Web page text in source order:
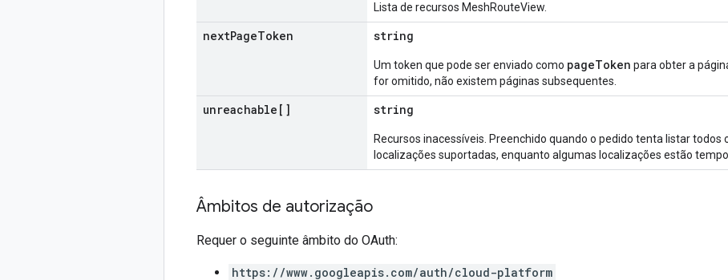
Lista de recursos MeshRouteView.
nextPageToken string
Um token que pode ser enviado como pageToken para obter a
for omitido, não existem páginas subsequentes.
unreachable[] string
Recursos inacessíveis. Preenchido quando o pedido tenta listar todos
localizações suportadas, enquanto algumas localizações estão
Âmbitos de autorização
Requer o seguinte âmbito do OAuth:
https://www.googleapis.com/auth/cloud-platform